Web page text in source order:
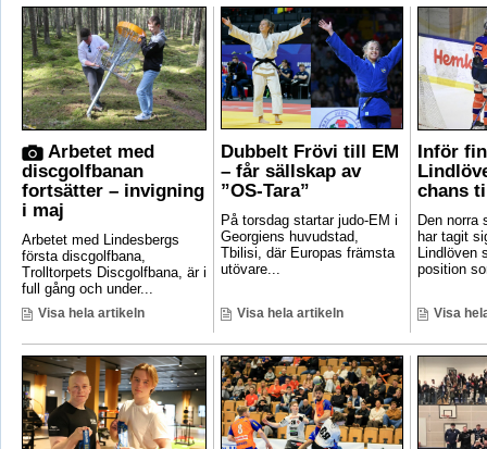
Arbetet med
discgolfbanan
fortsätter – invigning
i maj
Arbetet med Lindesbergs
första discgolfbana,
Trolltorpets Discgolfbana, är i
full gång och under...
Visa hela artikeln
Dubbelt Frövi till EM
– får sällskap av
”OS-Tara”
På torsdag startar judo-EM i
Georgiens huvudstad,
Tbilisi, där Europas främsta
utövare...
Visa hela artikeln
Inför
chans
Den norra
har tagit
Lindlöven
position
Visa